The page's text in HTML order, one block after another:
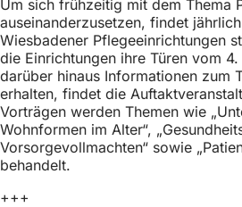
c
h
h
i
e
r
:
Um sich frühzeitig mit dem Thema
auseinanderzusetzen, findet
Wiesbadener Pflegeeinrichtungen
die Einrichtungen ihre Türen vom
darüber hinaus Informationen zum
erhalten, findet die
Vorträgen werden Themen wie
Wohnformen im Alter“,
Vorsorgevollmachten“ sowie
behandelt.
+++